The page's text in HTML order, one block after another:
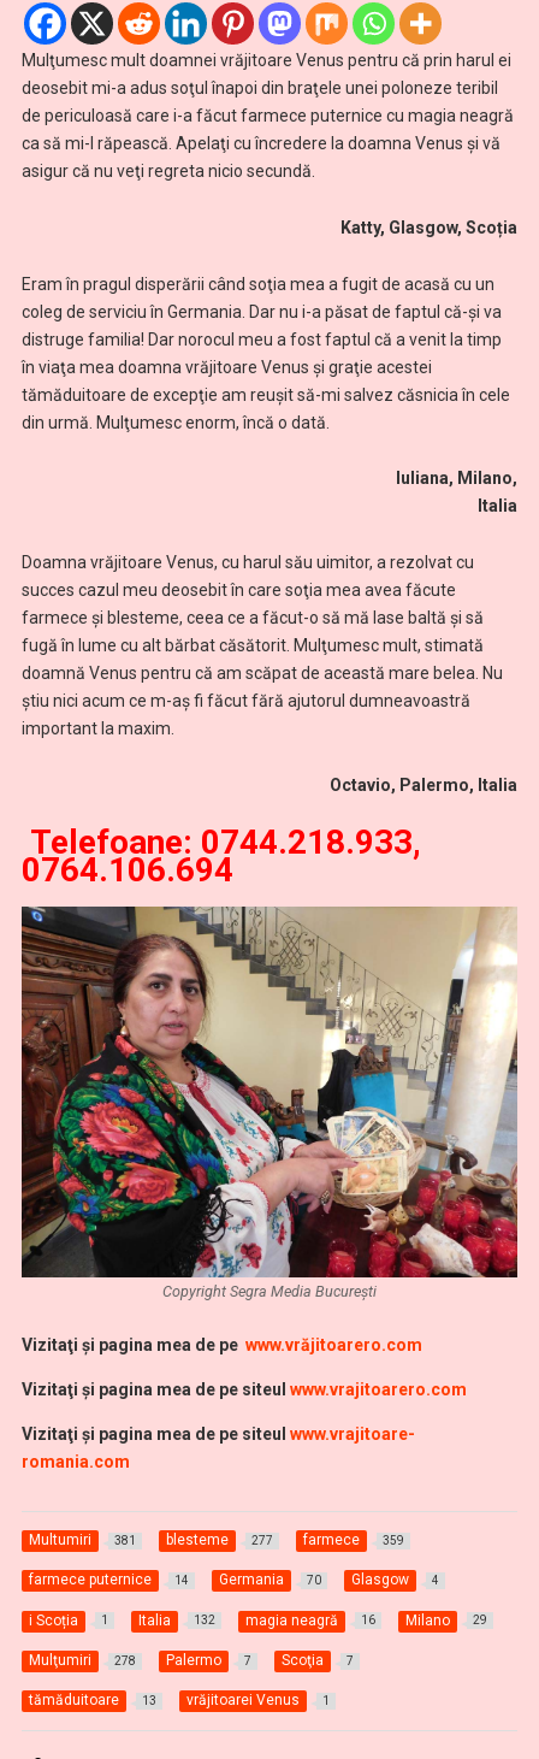
Mulţumesc mult doamnei vrăjitoare Venus pentru că prin harul ei
deosebit mi-a adus soţul înapoi din braţele unei poloneze teribil
de periculoasă care i-a făcut farmece puternice cu magia neagră
ca să mi-l răpească. Apelaţi cu încredere la doamna Venus şi vă
asigur că nu veţi regreta nicio secundă.
Katty, Glasgow, Scoția
Eram în pragul disperării când soţia mea a fugit de acasă cu un
coleg de serviciu în Germania. Dar nu i-a păsat de faptul că-şi va
distruge familia! Dar norocul meu a fost faptul că a venit la timp
în viaţa mea doamna vrăjitoare Venus şi graţie acestei
tămăduitoare de excepţie am reuşit să-mi salvez căsnicia în cele
din urmă. Mulţumesc enorm, încă o dată.
Iuliana, Milano,
Italia
Doamna vrăjitoare Venus, cu harul său uimitor, a rezolvat cu
succes cazul meu deosebit în care soţia mea avea făcute
farmece şi blesteme, ceea ce a făcut-o să mă lase baltă şi să
fugă în lume cu alt bărbat căsătorit. Mulţumesc mult, stimată
doamnă Venus pentru că am scăpat de această mare belea. Nu
ştiu nici acum ce m-aş fi făcut fără ajutorul dumneavoastră
important la maxim.
Octavio, Palermo, Italia
Telefoane: 0744.218.933,
0764.106.694
Copyright Segra Media București
Vizitaţi şi pagina mea de pe www.vrăjitoarero.com
Vizitaţi şi pagina mea de pe siteul www.vrajitoarero.com
Vizitaţi şi pagina mea de pe siteul www.vrajitoare-
romania.com
Multumiri 381 blesteme 277 farmece 359
farmece puternice 14 Germania 70 Glasgow 4
i Scoția 1 Italia 132 magia neagră 16 Milano 29
Mulţumiri 278 Palermo 7 Scoţia 7
tămăduitoare 13 vrăjitoarei Venus 1